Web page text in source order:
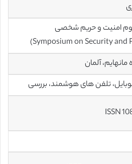
امنیت و حریم شخصی
آلمان
تلفن های هوشمند، بررسی
ISSN